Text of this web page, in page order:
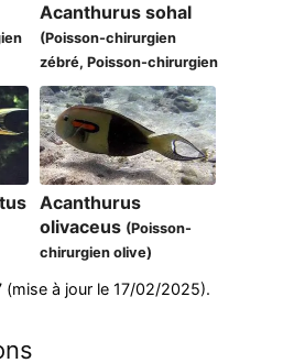
Acanthurus sohal
(Poisson-chirurgien
zébré, Poisson-chirurgien
zébré)
Acanthurus
olivaceus (Poisson-
chirurgien olive)
à jour le 17/02/2025).